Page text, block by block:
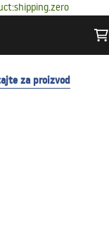
za proizvod